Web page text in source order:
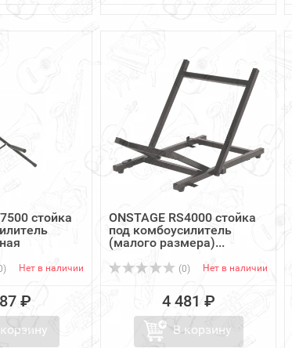
стойка
Нет в наличии
₽
ONSTAGE RS4000 стойка
под комбоусилитель
(малого размера)...
(0) Нет в наличии
4 481 ₽
В корзину